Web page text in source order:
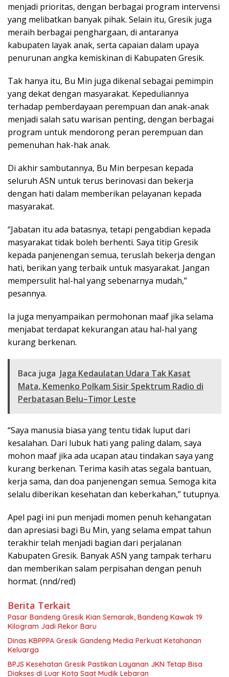
menjadi prioritas, dengan berbagai program intervensi
yang melibatkan banyak pihak. Selain itu, Gresik juga
meraih berbagai penghargaan, di antaranya
kabupaten layak anak, serta capaian dalam upaya
penurunan angka kemiskinan di Kabupaten Gresik.
Tak hanya itu, Bu Min juga dikenal sebagai pemimpin
yang dekat dengan masyarakat. Kepeduliannya
terhadap pemberdayaan perempuan dan anak-anak
menjadi salah satu warisan penting, dengan berbagai
program untuk mendorong peran perempuan dan
pemenuhan hak-hak anak.
Di akhir sambutannya, Bu Min berpesan kepada
seluruh ASN untuk terus berinovasi dan bekerja
dengan hati dalam memberikan pelayanan kepada
masyarakat.
“Jabatan itu ada batasnya, tetapi pengabdian kepada
masyarakat tidak boleh berhenti. Saya titip Gresik
kepada panjenengan semua, teruslah bekerja dengan
hati, berikan yang terbaik untuk masyarakat. Jangan
mempersulit hal-hal yang sebenarnya mudah,”
pesannya.
Ia juga menyampaikan permohonan maaf jika selama
menjabat terdapat kekurangan atau hal-hal yang
kurang berkenan.
Baca juga Jaga Kedaulatan Udara Tak Kasat
Mata, Kemenko Polkam Sisir Spektrum Radio di
Perbatasan Belu–Timor Leste
“Saya manusia biasa yang tentu tidak luput dari
kesalahan. Dari lubuk hati yang paling dalam, saya
mohon maaf jika ada ucapan atau tindakan saya yang
kurang berkenan. Terima kasih atas segala bantuan,
kerja sama, dan doa panjenengan semua. Semoga kita
selalu diberikan kesehatan dan keberkahan,” tutupnya.
Apel pagi ini pun menjadi momen penuh kehangatan
dan apresiasi bagi Bu Min, yang selama empat tahun
terakhir telah menjadi bagian dari perjalanan
Kabupaten Gresik. Banyak ASN yang tampak terharu
dan memberikan salam perpisahan dengan penuh
hormat. (nnd/red)
Berita Terkait
Pasar Bandeng Gresik Kian Semarak, Bandeng Kawak 19
Kilogram Jadi Rekor Baru
Dinas KBPPPA Gresik Gandeng Media Perkuat Ketahanan
Keluarga
BPJS Kesehatan Gresik Pastikan Layanan JKN Tetap Bisa
Diakses di Luar Kota Saat Mudik Lebaran